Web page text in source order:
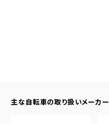
主な自転車の取り扱いメーカー